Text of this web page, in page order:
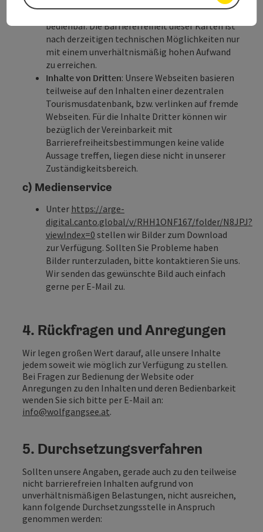
Interaktive Kartensind zurzeit nicht barrierefrei
bedienbar. Die Barrierefreiheit dieser Karten ist
nach derzeitigen technischen Möglichkeiten nur
mit einem unverhältnismäßig hohen Aufwand
zu erreichen.
Inhalte von Dritten: Unsere Webseiten basieren
teilweise auf den Inhalten einer dezentralen
Tourismusdatenbank, bzw. verlinken auf fremde
Webseiten. Für die Inhalte Dritter können wir
bezüglich der Vereinbarkeit mit
Barrierefreiheitsbestimmungen keine valide
Aussage treffen, liegen diese nicht in unserer
Zuständigkeitsbereich.
c) Medienservice
Unter https://arge-
digital.canto.global/v/RHH1ONF167/folder/N8JPJ?
viewIndex=0 stellen wir Bilder zum Download
zur Verfügung. Sollten Sie Probleme haben
Bilder runterzuladen, bitte kontaktieren Sie uns.
Wir senden das gewünschte Bild auch einfach
gerne per E-Mail zu.
4. Rückfragen und Anregungen
Wir legen großen Wert darauf, alle unsere Inhalte
jedem soweit wie möglich zur Verfügung zu stellen.
Bei Fragen zur Bedienung der Website oder
Anregungen zu den Inhalten und deren Bedienbarkeit
wenden Sie sich bitte per E-Mail an:
info@wolfgangsee.at.
5. Durchsetzungsverfahren
Sollten unsere Angaben, gerade auch zu den teilweise
nicht barrierefreien Inhalten aufgrund von
unverhältnismäßigen Belastungen, nicht ausreichen,
kann folgende Durchsetzungsstelle in Anspruch
genommen werden: